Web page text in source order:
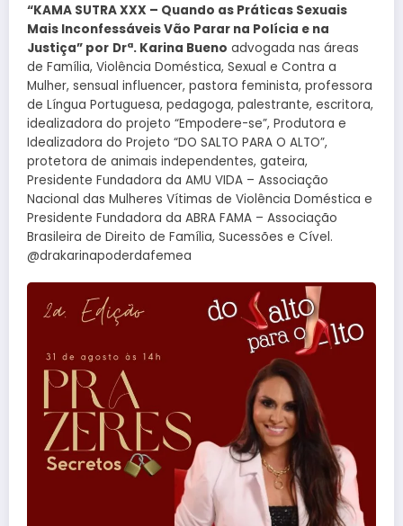
“KAMA SUTRA XXX – Quando as Práticas Sexuais
Mais Inconfessáveis Vão Parar na Polícia e na
Justiça” por Drª. Karina Bueno advogada nas áreas
de Família, Violência Doméstica, Sexual e Contra a
Mulher, sensual influencer, pastora feminista, professora
de Língua Portuguesa, pedagoga, palestrante, escritora,
idealizadora do projeto “Empodere-se”, Produtora e
Idealizadora do Projeto “DO SALTO PARA O ALTO”,
protetora de animais independentes, gateira,
Presidente Fundadora da AMU VIDA – Associação
Nacional das Mulheres Vítimas de Violência Doméstica e
Presidente Fundadora da ABRA FAMA – Associação
Brasileira de Direito de Família, Sucessões e Cível.
@drakarinapoderdafemea